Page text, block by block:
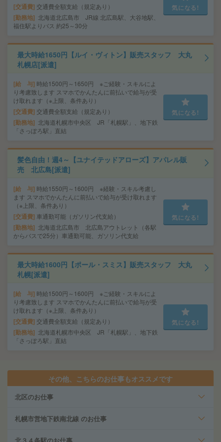
交通費 交通費全額支給（規定あり）
勤務地
北海道北広島市 JR線 北広島駅、大谷地駅、
福住駅よりバス 約25～30分
気になる!
最大時給1650円【ルイ・ヴィトン】販売スタッフ 大丸
札幌店[派遣]
給 与 時給1500円～1650円 ※ご経験・スキルによ
り考慮致します スマホでかんたんに前払いで給与が受
け取れます（※上限、条件あり）
交通費 交通費全額支給（規定あり）
勤務地
北海道札幌市中央区 JR「札幌駅」、地下鉄
「さっぽろ駅」直結
気になる!
髪色自由！週4～【ユナイテッドアローズ】アパレル販
売 北広島[派遣]
給 与 時給1550円～1600円 ※経験・スキル考慮し
ます スマホでかんたんに前払いで給与が受け取れます
（※上限、条件あり）
交通費 車通勤可能（ガソリン代支給）
勤務地
北海道北広島市 北広島アウトレット（各駅
からバスで25分）車通勤可能、ガソリン代支給
気になる!
最大時給1600円【ポール・スミス】販売スタッフ 大丸
札幌[派遣]
給 与 時給1500円～1600円 ※ご経験・スキルによ
り考慮致します スマホでかんたんに前払いで給与が受
け取れます（※上限、条件あり）
交通費 交通費全額支給（規定あり）
勤務地
北海道札幌市中央区 JR「札幌駅」、地下鉄
「さっぽろ駅」直結
気になる!
その他、こちらのお仕事もオススメです
北区のお仕事
札幌市営地下鉄南北線 のお仕事
北３４条駅のお仕事